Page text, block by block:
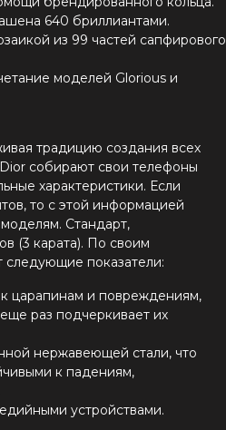
640 бриллиантами.
из 99 частей сапфирового
моделей Glorious и
традицию создания всех
собирают свои телефоны
характеристики. Если
то с этой информацией
Стандарт,
(3 карата). По своим
показатели:
царапинам и повреждениям,
раз подчеркивает их
нержавеющей стали, что
к падениям,
устройствами.